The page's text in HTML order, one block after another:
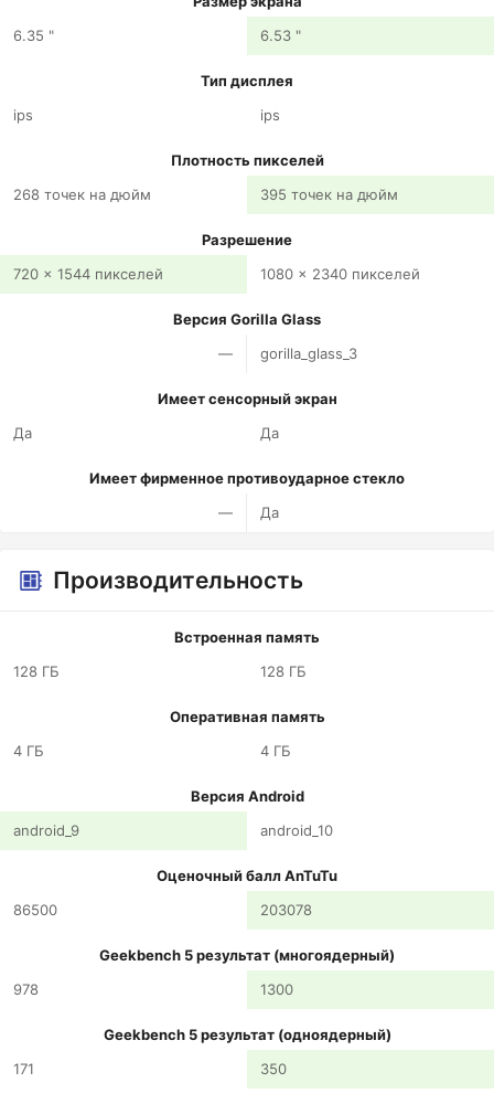
6.35 "
6.53 "
Тип дисплея
ips
ips
Плотность пикселей
268 точек на дюйм
395 точек на дюйм
Разрешение
720 x 1544 пикселей
1080 x 2340 пикселей
Версия Gorilla Glass
—
gorilla_glass_3
Имеет сенсорный экран
Да
Да
Имеет фирменное противоударное стекло
—
Да
Производительность
Встроенная память
128 ГБ
128 ГБ
Оперативная память
4 ГБ
4 ГБ
Версия Android
android_9
android_10
Оценочный балл AnTuTu
86500
203078
Geekbench 5 результат (многоядерный)
978
1300
Geekbench 5 результат (одноядерный)
171
350